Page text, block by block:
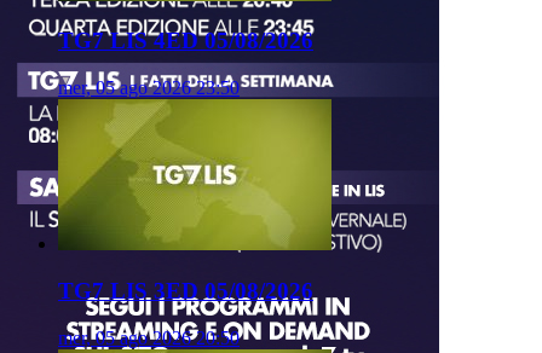
TG7 LIS 4ED 05/08/2026
mer, 05 ago 2026 23:50
TG7 LIS 3ED 05/08/2026
mer, 05 ago 2026 20:50